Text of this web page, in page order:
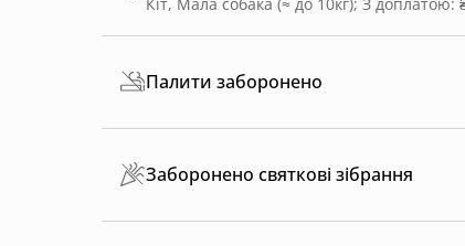
Кіт, Мала собака (≈ до 10кг); З доплатою:
Палити заборонено
Заборонено святкові зібрання